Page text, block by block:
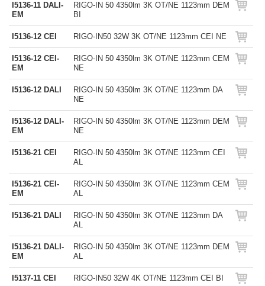
I5136-11 DALI-
EM
RIGO-IN 50 4350lm 3K OT/NE 1123mm DEM
BI
I5136-12 CEI RIGO-IN50 32W 3K OT/NE 1123mm CEI NE
I5136-12 CEI-
EM
RIGO-IN 50 4350lm 3K OT/NE 1123mm CEM
NE
I5136-12 DALI
RIGO-IN 50 4350lm 3K OT/NE 1123mm DA
NE
I5136-12 DALI-
EM
RIGO-IN 50 4350lm 3K OT/NE 1123mm DEM
NE
I5136-21 CEI
RIGO-IN 50 4350lm 3K OT/NE 1123mm CEI
AL
I5136-21 CEI-
EM
RIGO-IN 50 4350lm 3K OT/NE 1123mm CEM
AL
I5136-21 DALI
RIGO-IN 50 4350lm 3K OT/NE 1123mm DA
AL
I5136-21 DALI-
EM
RIGO-IN 50 4350lm 3K OT/NE 1123mm DEM
AL
I5137-11 CEI RIGO-IN50 32W 4K OT/NE 1123mm CEI BI